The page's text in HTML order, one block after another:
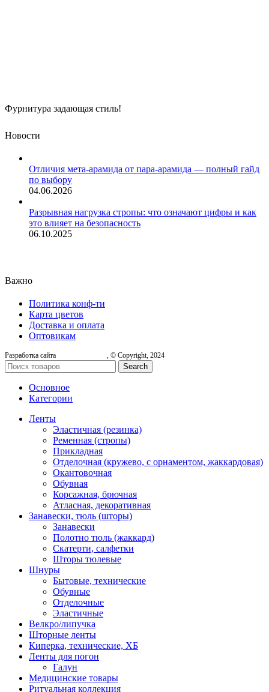
Фурнитура задающая стиль!
Новости
Отличия мета-арамида от пара-арамида — полный гайд
по выбору
04.06.2026
Разрывная нагрузка стропы: что означают цифры и как
это влияет на безопасность
06.10.2025
Важно
Политика конф-ти
Карта цветов
Доставка и оплата
Оптовикам
Разработка сайта , © Copyright, 2024
Search
Основное
Категории
Ленты
Эластичная (резинка)
Ременная (стропы)
Прикладная
Отделочная (кружево, с орнаментом, жаккардовая)
Окантовочная
Обувная
Корсажная, брючная
Атласная, декоративная
Занавески, тюль (шторы)
Занавески
Полотно тюль (жаккард)
Скатерти, салфетки
Шторы тюлевые
Шнуры
Бытовые, технические
Обувные
Отделочные
Эластичные
Велкро/липучка
Шторные ленты
Киперка, технические, ХБ
Ленты для погон
Галун
Медицинские товары
Ритуальная коллекция